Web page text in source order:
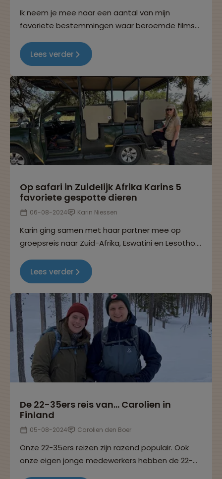
Ik neem je mee naar een aantal van mijn
favoriete bestemmingen waar beroemde films
Lees verder
Op safari in Zuidelijk Afrika Karins 5
favoriete gespotte dieren
06-08-2024 Karin Niessen
Karin ging samen met haar partner mee op
groepsreis naar Zuid-Afrika, Eswatini en Lesotho.
het zien van de vele wilde dieren. In dit
reisverhaal vertelt Karin je meer over de dieren
die ze heeft gespot.
Lees verder
De 22-35ers reis van… Carolien in
Finland
05-08-2024 Carolien den Boer
Onze 22-35ers reizen zijn razend populair. Ook
onze eigen jonge medewerkers hebben de 22-